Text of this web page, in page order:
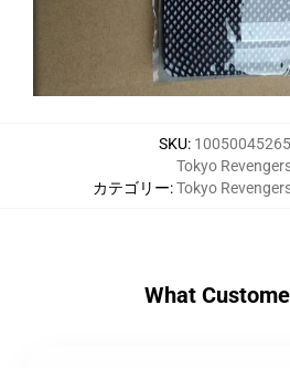
SKU:
カテゴリー:
Tokyo
Tokyo
What